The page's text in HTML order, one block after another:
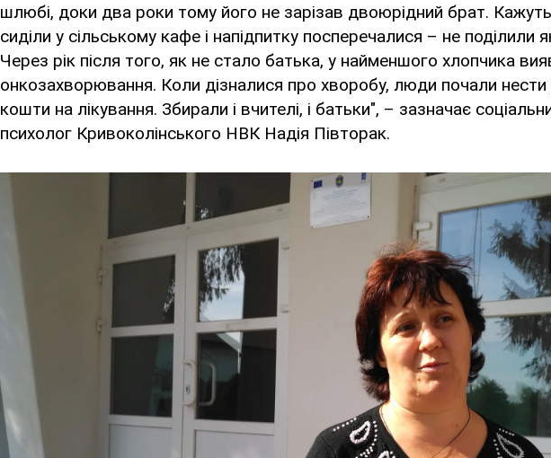
шлюбі, доки два роки тому його не зарізав двоюрідний брат.
сиділи у сільському кафе і напідпитку посперечалися – не поділили
Через рік після того, як не стало батька, у найменшого хлопчика
онкозахворювання. Коли дізналися про хворобу, люди почали нести
кошти на лікування. Збирали і вчителі, і батьки", – зазначає
психолог Кривоколінського НВК Надія Півторак.